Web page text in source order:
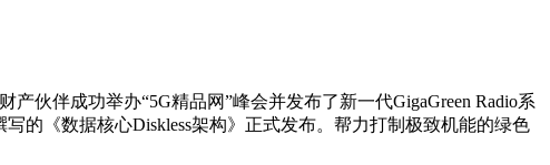
伙伴成功举办“5G精品网”峰会并发布了新一代GigaGreen Radio系
的《数据核心Diskless架构》正式发布。帮力打制极致机能的绿色